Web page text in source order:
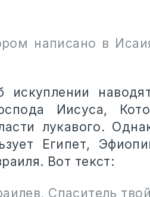
написано в
искуплении
Иисуса,
лукавого.
Египет,
Вот текст:
Спаситель